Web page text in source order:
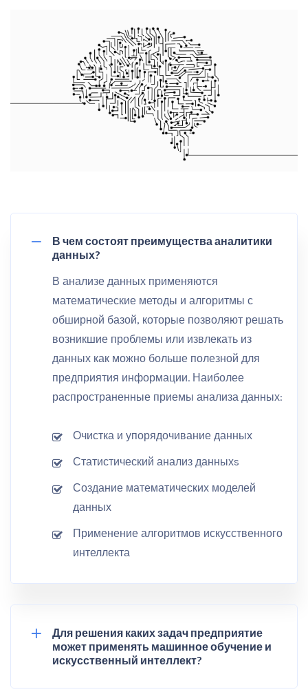
В чем состоят преимущества аналитики
данных?
В анализе данных применяются
математические методы и алгоритмы с
обширной базой, которые позволяют решать
возникшие проблемы или извлекать из
данных как можно больше полезной для
предприятия информации. Наиболее
распространенные приемы анализа данных:
Очистка и упорядочивание данных
Статистический анализ данныхs
Создание математических моделей
данных
Применение алгоритмов искусственного
интеллекта
Для решения каких задач предприятие
может применять машинное обучение и
искусственный интеллект?